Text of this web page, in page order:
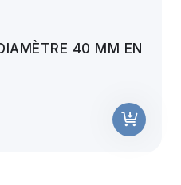
40 MM EN